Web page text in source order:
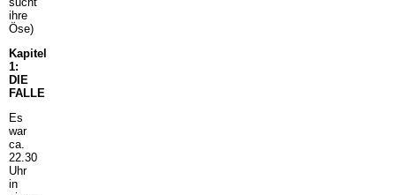
ihre
Öse)
Kapitel
1:
DIE
FALLE
Es
war
ca.
22.30
Uhr
in